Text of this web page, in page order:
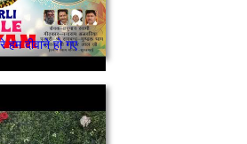
हम दीवाने हो गए